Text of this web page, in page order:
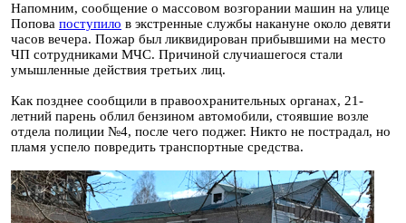
Напомним, сообщение о массовом возгорании машин на улице
Попова поступило в экстренные службы накануне около девяти
часов вечера. Пожар был ликвидирован прибывшими на место
ЧП сотрудниками МЧС. Причиной случиашегося стали
умышленные действия третьих лиц.
Как позднее сообщили в правоохранительных органах, 21-
летний парень облил бензином автомобили, стоявшие возле
отдела полиции №4, после чего поджег. Никто не пострадал, но
пламя успело повредить транспортные средства.